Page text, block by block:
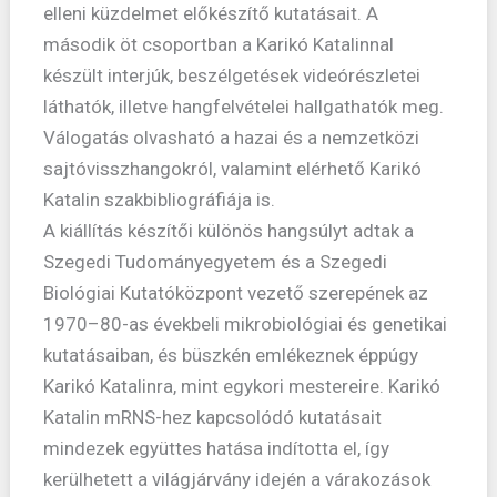
elleni küzdelmet előkészítő kutatásait. A
második öt csoportban a Karikó Katalinnal
készült interjúk, beszélgetések videórészletei
láthatók, illetve hangfelvételei hallgathatók meg.
Válogatás olvasható a hazai és a nemzetközi
sajtóvisszhangokról, valamint elérhető Karikó
Katalin szakbibliográfiája is.
A kiállítás készítői különös hangsúlyt adtak a
Szegedi Tudományegyetem és a Szegedi
Biológiai Kutatóközpont vezető szerepének az
1970–80-as évekbeli mikrobiológiai és genetikai
kutatásaiban, és büszkén emlékeznek éppúgy
Karikó Katalinra, mint egykori mestereire. Karikó
Katalin mRNS-hez kapcsolódó kutatásait
mindezek együttes hatása indította el, így
kerülhetett a világjárvány idején a várakozások